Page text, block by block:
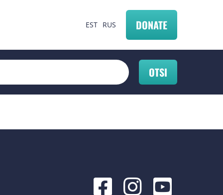
EST RUS DONATE